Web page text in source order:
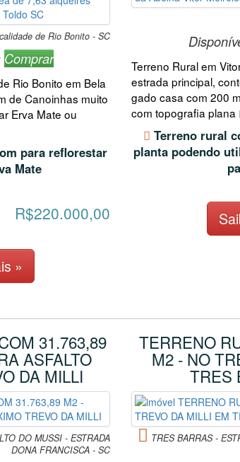
de Rio Bonito - SC
Comprar
Rio Bonito em Bela
de Canoinhas muito
Erva Mate ou
para reflorestar
Mate
R$220.000,00
»
Terreno Rural em
estrada principal,
gado casa com 200
com topografia plana
Terreno rural
planta podendo
31.763,89
ASFALTO
DA MILLI
DO MUSSI - ESTRADA
DONA FRANCISCA - SC
TERRENO
M2 - NO
TRES
TRES BARRAS -